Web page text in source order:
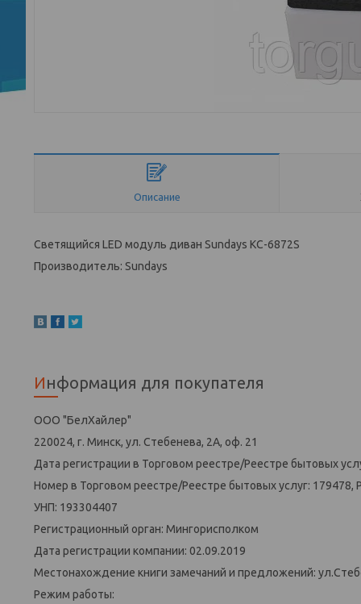
Описание
Светящийся LED модуль диван Sundays KC-6872S
Производитель: Sundays
Информация для покупателя
ООО "БелХайлер"
220024, г. Минск, ул. Стебенева, 2А, оф. 21
Дата регистрации в Торговом реестре/Реестре бытовых
Номер в Торговом реестре/Реестре бытовых услуг: 179478,
УНП: 193304407
Регистрационный орган: Мингорисполком
Дата регистрации компании: 02.09.2019
Местонахождение книги замечаний и предложений:
Режим работы: